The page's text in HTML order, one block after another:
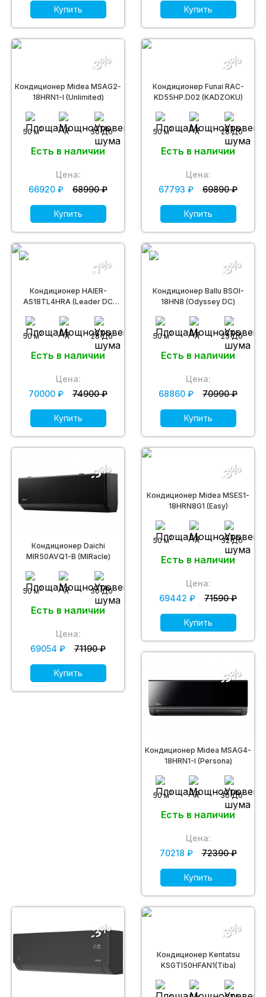
Купить Купить
Кондиционер Midea MSAG2-
18HRN1-I (Unlimited)
50 м2 A 30 Дб
Есть в наличии
-3%
Цена:
66920 ₽
68990 ₽
Купить
Кондиционер Funai RAC-
KD55HP.D02 (KADZOKU)
50 м2 A 28 Дб
Есть в наличии
-3%
Цена:
67793 ₽
69890 ₽
Купить
Кондиционер HAIER-
AS18TL4HRA (Leader DC
50 м2 A 28 Дб
Есть в наличии
-7%
Цена:
70000 ₽
74900 ₽
Купить
Кондиционер Ballu BSOI-
18HN8 (Odyssey DС)
50 м2 A 23 Дб
Есть в наличии
-3%
Цена:
68860 ₽
70990 ₽
Купить
Кондиционер Daichi
MIR50AVQ1-B (MIRacle)
50 м2 A 30 Дб
Есть в наличии
-3%
Цена:
69054 ₽
71190 ₽
Купить
Кондиционер Midea MSES1-
18HRN8G1 (Easy)
50 м2 A 32 Дб
Есть в наличии
-3%
Цена:
69442 ₽
71590 ₽
Купить
Кондиционер Midea MSAG4-
18HRN1-I (Persona)
50 м2 A 30 Дб
Есть в наличии
-3%
Цена:
70218 ₽
72390 ₽
Купить
-3%
Кондиционер Kentatsu
KSGTI50HFAN1(Tiba)
-3%